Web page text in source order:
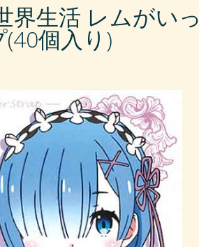
界生活 レムがいっ
個入り)